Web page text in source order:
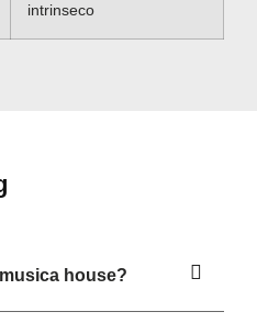
intrinseco
house?